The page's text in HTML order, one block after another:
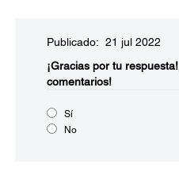
Publicado: 21 jul 2022
¡Gracias por tu respuesta!
comentarios!
Sí
No